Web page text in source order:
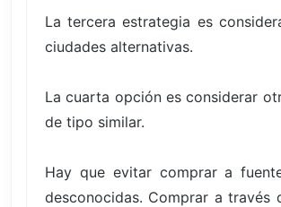
La tercera estrategia es
ciudades alternativas.
La cuarta opción es considerar
de tipo similar.
Hay que evitar comprar a
desconocidas. Comprar a través